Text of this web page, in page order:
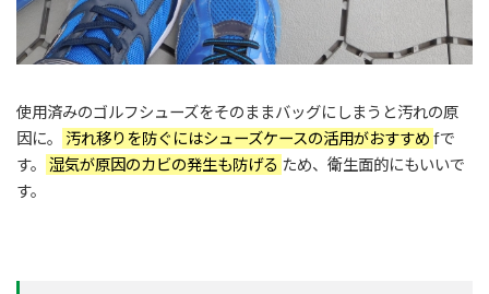
使用済みのゴルフシューズをそのままバッグにしまうと汚れの原
因に。
汚れ移りを防ぐにはシューズケースの活用がおすすめ fで
す。
湿気が原因のカビの発生も防げる ため、衛生面的にもいいで
す。